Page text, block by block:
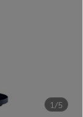
1/5